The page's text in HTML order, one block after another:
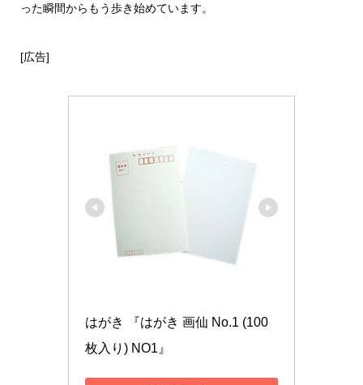
った瞬間からもう歩き始めています。
[広告]
はがき 『はがき 画仙 No.1 (100
枚入り) NO1』